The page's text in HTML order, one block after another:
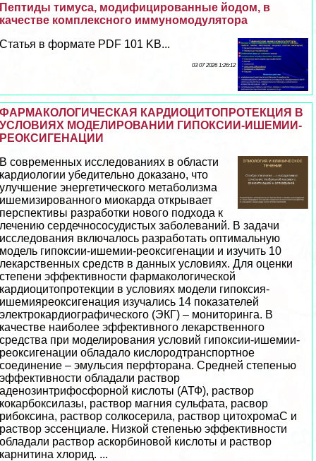
Пептиды тимуса, модифицированные йодом, в
качестве комплексного иммуномодулятора
Статья в формате PDF 101 KB...
03 07 2026 1:26:12
ФАРМАКОЛОГИЧЕСКАЯ КАРДИОЦИТОПРОТЕКЦИЯ В
УСЛОВИЯХ МОДЕЛИРОВАНИИ ГИПОКСИИ-ИШЕМИИ-
РЕОКСИГЕНАЦИИ
В современных исследованиях в области
кардиологии убедительно доказано, что
улучшение энергетического метаболизма
ишемизированного миокарда открывает
перспективы разработки нового подхода к
лечению сердечнососудистых заболеваний. В задачи
исследования включалось разработать оптимальную
модель гипоксии-ишемии-реоксигенации и изучить 10
лекарственных средств в данных условиях. Для оценки
степени эффективности фармакологической
кардиоцитопротекции в условиях модели гипоксия-
ишемияреоксигенация изучались 14 показателей
электрокардиографического (ЭКГ) – мониторинга. В
качестве наиболее эффективного лекарственного
средства при моделирования условий гипоксии-ишемии-
реоксигенации обладало кислородтрaнcпортное
соединение – эмульсия перфторана. Средней степенью
эффективности обладали раствор
аденозинтрифосфорной кислоты (АТФ), раствор
кокарбоксилазы, раствор магния сульфата, расвор
рибоксина, раствор солкосерила, раствор цитохромаС и
раствор эссенциале. Низкой степенью эффективности
обладали раствор аскорбиновой кислоты и раствор
карнитина хлорид. ...